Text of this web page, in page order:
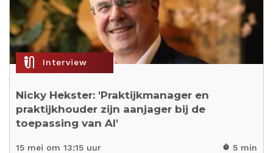
mic_external_on Interview
Nicky Hekster: 'Praktijkmanager en
praktijkhouder zijn aanjager bij de
toepassing van AI'
15 mei om 13:15 uur timer 5 min